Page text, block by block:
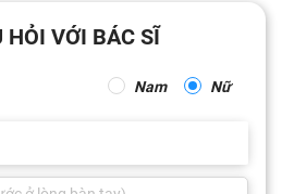
HỎI VỚI BÁC SĨ
Nam Nữ